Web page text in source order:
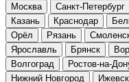
Москва Санкт-Петербург
Казань
Краснодар
Орёл
Рязань
Ярославль
Брянск
Волгоград
Ростов-на-
Нижний Новгород
Ижевск